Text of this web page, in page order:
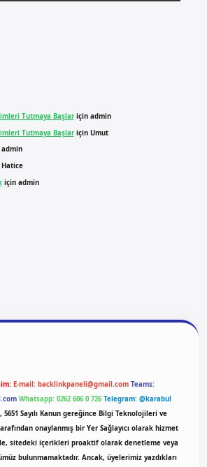
Tutmaya Başlariçin admin
Tutmaya Başlariçin Umut
admin
Hatice
için admin
E-mail: backlinkpaneli@gmail.com Teams:
Whatsapp: 0262 606 0 726 Telegram: @karabul
5651 Sayılı Kanun gereğince Bilgi Teknolojileri ve
onaylanmış bir Yer Sağlayıcı olarak hizmet
sitedeki içerikleri proaktif olarak denetleme veya
bulunmamaktadır. Ancak, üyelerimiz yazdıkları